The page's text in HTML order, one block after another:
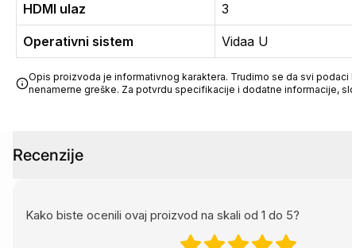
HDMI ulaz 3
Operativni sistem Vidaa U
Opis proizvoda je informativnog karaktera. Trudimo se da svi podaci
nenamerne greške. Za potvrdu specifikacije i dodatne informacije,
Recenzije
Kako biste ocenili ovaj proizvod na skali od 1 do 5?